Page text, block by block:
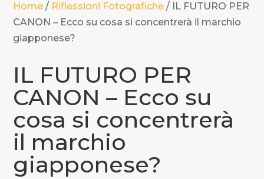
Home / Riflessioni Fotografiche / IL FUTURO PER
CANON – Ecco su cosa si concentrerà il marchio
giapponese?
IL FUTURO PER
CANON – Ecco su
cosa si concentrerà
il marchio
giapponese?